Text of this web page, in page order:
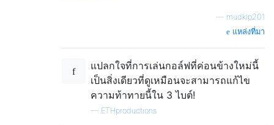
mudkip201
แหล่งที่มา
แปลกใจที่การเล่นกอล์ฟที่ค่อนข้างใหม่นี้
เป็นสิ่งเดียวที่ดูเหมือนจะสามารถแก้ไข
ความท้าทายนี้ใน 3 ไบต์!
— ETHproductions